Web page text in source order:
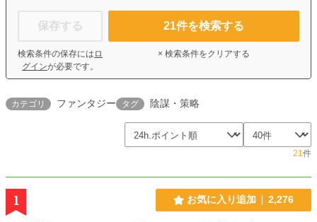
保存する
検索条件の保存には ロ
グインが必要です。
21件を検索する
× 検索条件をクリアする
カテゴリ ファンタジー タグ 陰謀・策略
21件
1 お気に入り追加 2,276